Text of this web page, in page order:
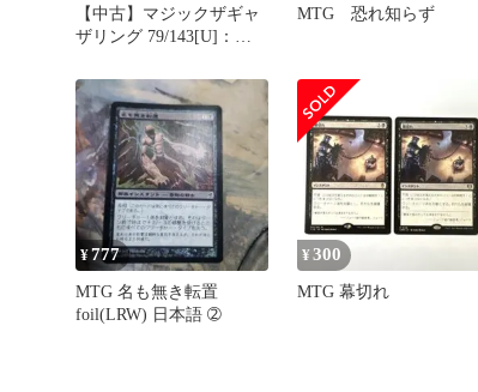
【中古】マジックザギャ
ザリング 79/143[U]：
印/Unspeakable Symbol
MTG 恐れ知らず
¥777
MTG 名も無き転置
foil(LRW) 日本語 ➁
¥300
MTG 幕切れ